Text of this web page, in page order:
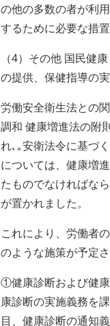
の他の多数の者が利
するために必要な措
（4）その他 国民健
の提供、保健指導の
労働安全衛生法との
調和 健康増進法の附
れ､｡安衛法令に基づ
については、健康増
たものでなければな
が置かれました。
これにより、労働者
のような施策が予定さ
①健康診断および健
康診断の実施義務を
目、健康診断の通知